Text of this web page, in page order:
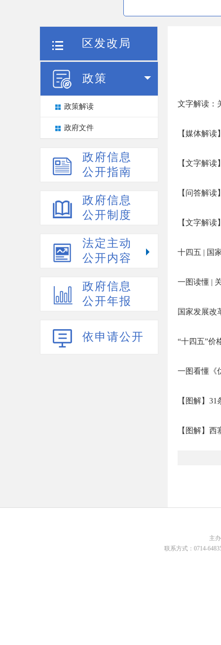
区发改局
政策
政策解读
政府文件
政府信息
公开指南
政府信息
公开制度
法定主动
公开内容
政府信息
公开年报
依申请公开
文字解读：
【媒体解
【文字解
【问答解
【文字解
十四五 | 国
一图读懂 |
国家发展改
“十四五”
一图看懂《
【图解】
【图解】
主
联系方式：0714-